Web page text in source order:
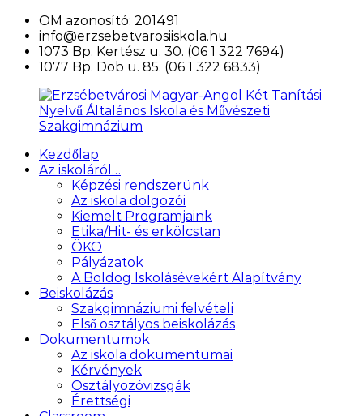
Ugrás
tartalomra
OM azonosító: 201491
info@erzsebetvarosiiskola.hu
1073 Bp. Kertész u. 30. (06 1 322 7694)
1077 Bp. Dob u. 85. (06 1 322 6833)
Erzsébetvárosi
Magyar-
Általános
Művészeti
Szakgimnázium
Kezdőlap
Az iskoláról…
Képzési rendszerünk
Az iskola dolgozói
Kiemelt Programjaink
Etika/Hit- és erkölcstan
ÖKO
Pályázatok
A Boldog Iskolásévekért Alapítvány
Beiskolázás
Szakgimnáziumi felvételi
Első osztályos beiskolázás
Dokumentumok
Az iskola dokumentumai
Kérvények
Osztályozóvizsgák
Érettségi